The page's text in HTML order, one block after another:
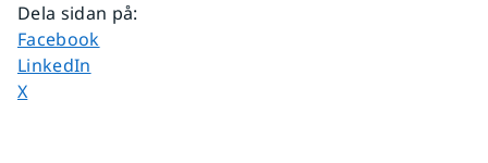
Dela sidan på:
Dela sidan på
Facebook
Dela sidan på
LinkedIn
Dela sidan på
X